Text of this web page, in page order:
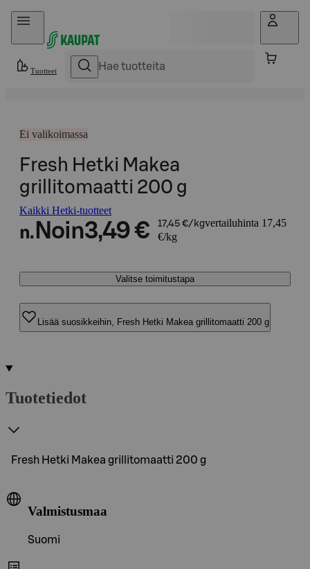
Hyppää sisältöön
Tuotteet
Ei valikoimassa
Fresh Hetki Makea
grillitomaatti 200 g
Kaikki Hetki-tuotteet
n. Noin3,49 € 17,45 €/kgvertailuhinta 17,45
€/kg
Valitse toimitustapa
Lisää suosikkeihin, Fresh Hetki Makea grillitomaatti 200 g
Tuotetiedot
Fresh Hetki Makea grillitomaatti 200 g
Valmistusmaa
Suomi